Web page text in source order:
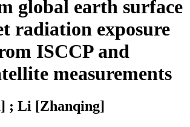
global earth surface
radiation exposure
ISCCP and
measurements
; Li [Zhanqing]